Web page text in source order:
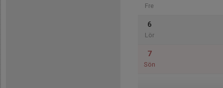
Fre
6
Lör
7
Sön